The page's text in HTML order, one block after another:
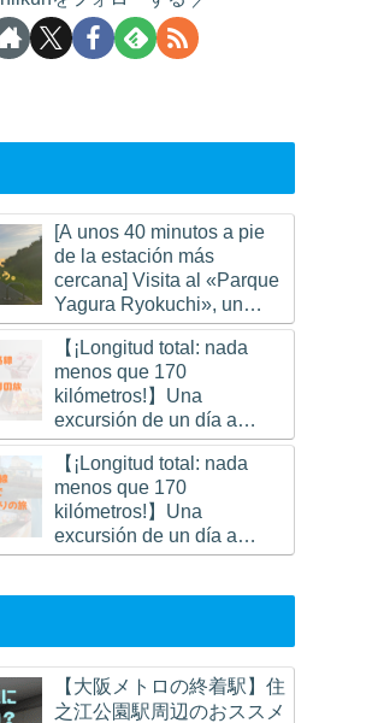
[A unos 40 minutos a pie
de la estación más
cercana] Visita al «Parque
Yagura Ryokuchi», un
lugar secreto de Osaka
para ver la puesta de sol
【¡Longitud total: nada
menos que 170
kilómetros!】Una
excursión de un día a
través de la península de
Kii en la ruta de autobús
más larga de Japón. (parte
de los recuerdos)
【¡Longitud total: nada
menos que 170
kilómetros!】Una
excursión de un día a
través de la península de
【大阪メトロの終着駅】住
之江公園駅周辺のおススメ